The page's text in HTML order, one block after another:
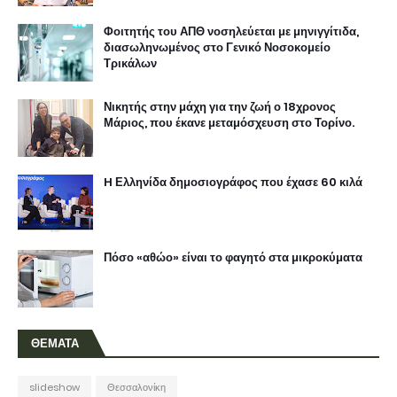
Φοιτητής του ΑΠΘ νοσηλεύεται με μηνιγγίτιδα,
διασωληνωμένος στο Γενικό Νοσοκομείο
Τρικάλων
Νικητής στην μάχη για την ζωή ο 18χρονος
Μάριος, που έκανε μεταμόσχευση στο Τορίνο.
H Ελληνίδα δημοσιογράφος που έχασε 60 κιλά
Πόσο «αθώο» είναι το φαγητό στα μικροκύματα
ΘΕΜΑΤΑ
slideshow Θεσσαλονίκη